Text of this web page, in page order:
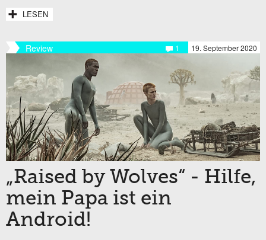
LESEN
Review 19. September 2020
1
„Raised by Wolves“ - Hilfe,
mein Papa ist ein
Android!